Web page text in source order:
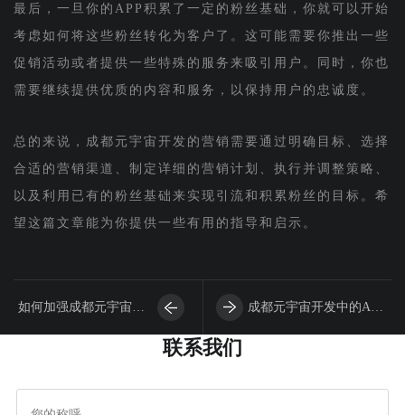
最后，一旦你的APP积累了一定的粉丝基础，你就可以开始
考虑如何将这些粉丝转化为客户了。这可能需要你推出一些
促销活动或者提供一些特殊的服务来吸引用户。同时，你也
需要继续提供优质的内容和服务，以保持用户的忠诚度。
总的来说，成都元宇宙开发的营销需要通过明确目标、选择
合适的营销渠道、制定详细的营销计划、执行并调整策略、
以及利用已有的粉丝基础来实现引流和积累粉丝的目标。希
望这篇文章能为你提供一些有用的指导和启示。
如何加强成都元宇宙开 成都元宇宙开发中的APP
联系我们